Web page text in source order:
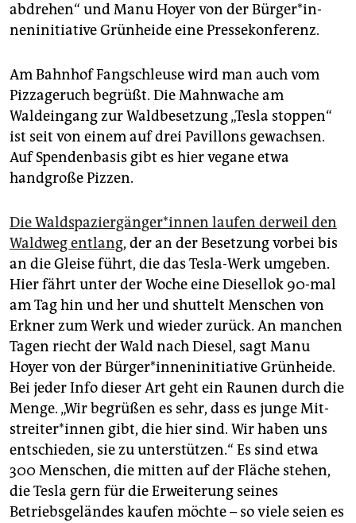
abdrehen“ und Manu Hoyer von der Bür­ge­r*in­
nen­in­itia­ti­ve Grünheide eine Pressekonferenz.
Am Bahnhof Fangschleuse wird man auch vom
Pizzageruch begrüßt. Die Mahnwache am
Waldeingang zur Waldbesetzung „Tesla stoppen“
ist seit von einem auf drei Pavillons gewachsen.
Auf Spendenbasis gibt es hier vegane etwa
handgroße Pizzen.
Die Wald­spa­zier­gän­ge­r*in­nen laufen derweil den
Waldweg entlang, der an der Besetzung vorbei bis
an die Gleise führt, die das Tesla-Werk umgeben.
Hier fährt unter der Woche eine Diesellok 90-mal
am Tag hin und her und shuttelt Menschen von
Erkner zum Werk und wieder zurück. An manchen
Tagen riecht der Wald nach Diesel, sagt Manu
Hoyer von der Bür­ge­r*in­nen­in­itia­ti­ve Grünheide.
Bei jeder Info dieser Art geht ein Raunen durch die
Menge. „Wir begrüßen es sehr, dass es junge Mit­
strei­te­r*in­nen gibt, die hier sind. Wir haben uns
entschieden, sie zu unterstützen.“ Es sind etwa
300 Menschen, die mitten auf der Fläche stehen,
die Tesla gern für die Erweiterung seines
Betriebsgeländes kaufen möchte – so viele seien es